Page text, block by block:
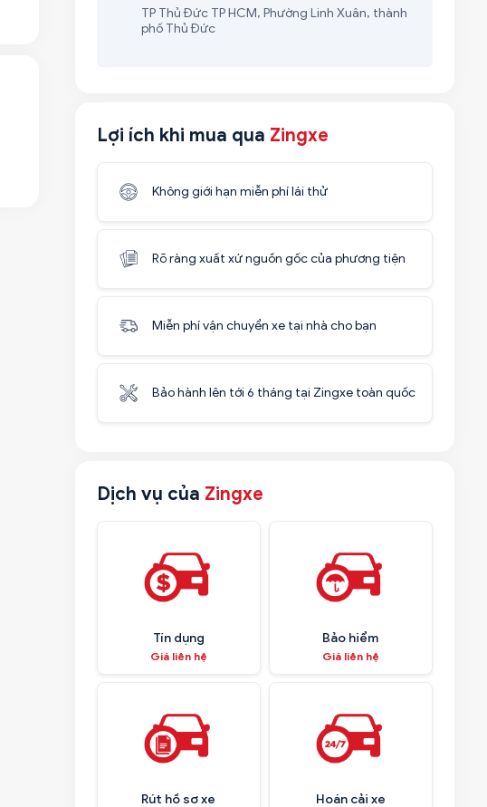
TP Thủ Đức TP HCM, Phường Linh Xuân, thành
phố Thủ Đức
Lợi ích khi mua qua Zingxe
Không giới hạn miễn phí lái thử
Rõ ràng xuất xứ nguồn gốc của phương tiện
Miễn phí vận chuyển xe tại nhà cho bạn
Bảo hành lên tới 6 tháng tại Zingxe toàn quốc
Dịch vụ của Zingxe
Tín dụng
Giá liên hệ
Bảo hiểm
Giá liên hệ
Rút hồ sơ xe Hoán cải xe